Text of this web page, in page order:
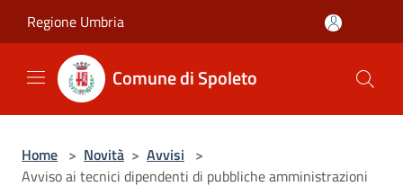
Regione Umbria
Comune di Spoleto
Home > Novità > Avvisi >
Avviso ai tecnici dipendenti di pubbliche amministrazioni